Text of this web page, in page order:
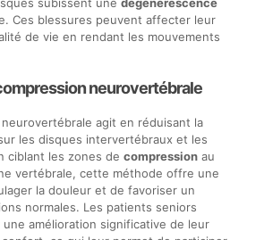
Ces blessures peuvent affecter leur
de vie en rendant les mouvements
neurovertébrale
agit en réduisant la
les disques intervertébraux et les
ciblant les zones de compressionau
vertébrale, cette méthode offre une
la douleur et de favoriser un
normales. Les patients seniors
amélioration significative de leur